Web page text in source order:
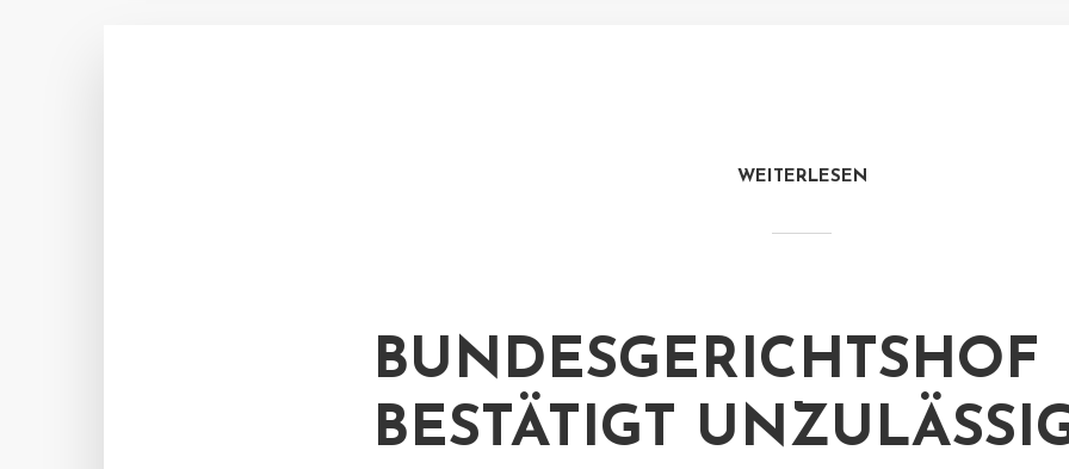
WEITERLESEN
BUNDESGERICHTSHOF
BESTÄTIGT